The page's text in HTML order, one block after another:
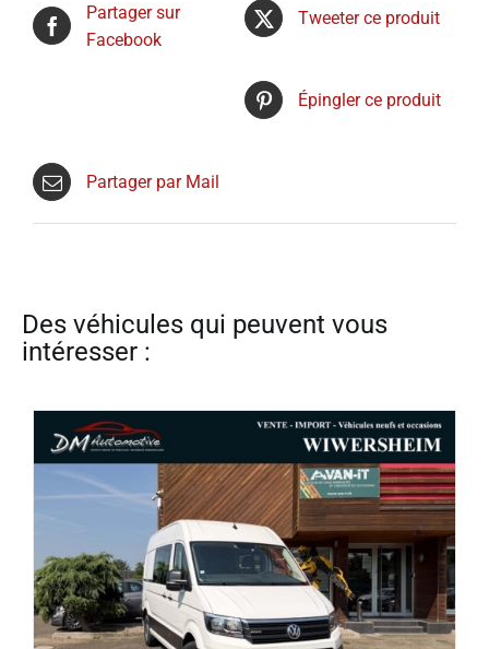
Partager sur
Facebook
Tweeter ce produit
Épingler ce produit
Partager par Mail